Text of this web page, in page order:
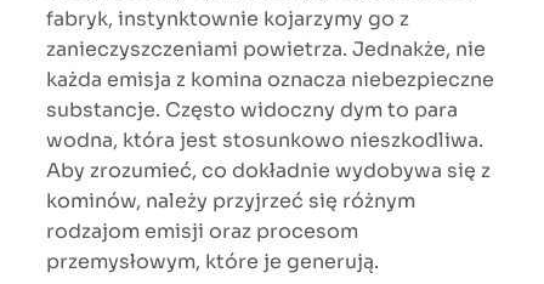
fabryk, instynktownie kojarzymy go z
zanieczyszczeniami powietrza. Jednakże, nie
każda emisja z komina oznacza niebezpieczne
substancje. Często widoczny dym to para
wodna, która jest stosunkowo nieszkodliwa.
Aby zrozumieć, co dokładnie wydobywa się z
kominów, należy przyjrzeć się różnym
rodzajom emisji oraz procesom
przemysłowym, które je generują.